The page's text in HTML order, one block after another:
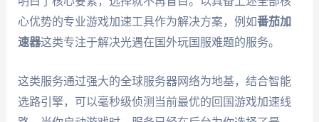
心优势的专业游戏加速工具作为解决方案，例如番茄加
速器这类专注于解决光遇在国外玩国服难题的服务。
这类服务通过强大的全球服务器网络为地基，结合智能
选路引擎，可以毫秒级侦测当前最优的回国游戏加速线